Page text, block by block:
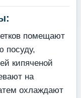
помещают
посуду,
кипяченой
на
охлаждают